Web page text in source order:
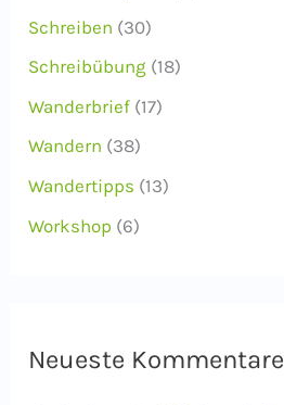
Schreiben (30)
Schreibübung (18)
Wanderbrief (17)
Wandern (38)
Wandertipps (13)
Workshop (6)
Neueste Kommentare